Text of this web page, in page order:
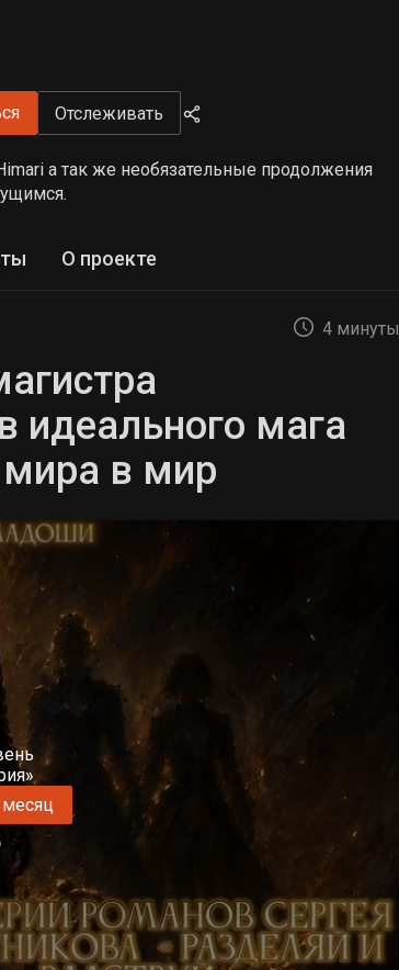
Отслеживать
а так же необязательные продолжения
О проекте
4 минуты
идеального мага
в мир